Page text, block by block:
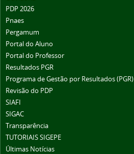
PDP 2026
Pnaes
Pergamum
Portal do Aluno
Portal do Professor
Resultados PGR
Programa de Gestão por Resultados (PGR)
Revisão do PDP
SIAFI
SIGAC
Transparência
TUTORIAIS SIGEPE
Últimas Notícias